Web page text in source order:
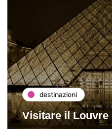
destinazioni
Visitare il Louvre